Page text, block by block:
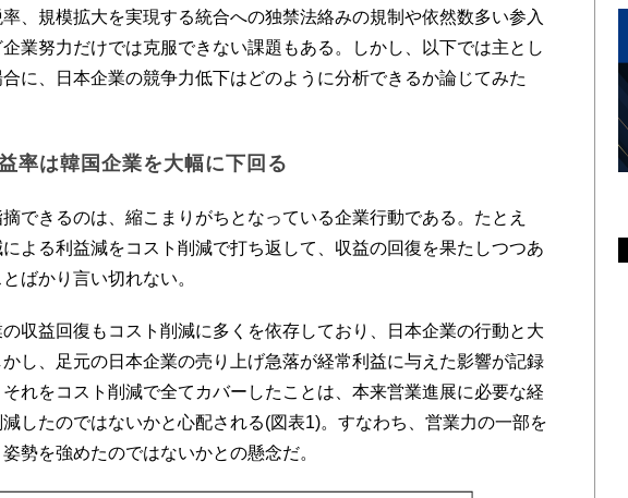
、規模拡大を実現する統合への独禁法絡みの規制や依然数多い参入
業努力だけでは克服できない課題もある。しかし、以下では主とし
に、日本企業の競争力低下はどのように分析できるか論じてみた
率は韓国企業を大幅に下回る
できるのは、縮こまりがちとなっている企業行動である。たとえ
よる利益減をコスト削減で打ち返して、収益の回復を果たしつつあ
ばかり言い切れない。
収益回復もコスト削減に多くを依存しており、日本企業の行動と大
し、足元の日本企業の売り上げ急落が経常利益に与えた影響が記録
れをコスト削減で全てカバーしたことは、本来営業進展に必要な経
したのではないかと心配される(図表1)。すなわち、営業力の一部を
勢を強めたのではないかとの懸念だ。